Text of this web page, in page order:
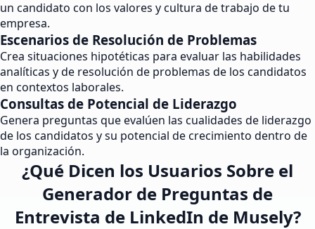
un candidato con los valores y cultura de trabajo de tu
empresa.
Escenarios de Resolución de Problemas
Crea situaciones hipotéticas para evaluar las habilidades
analíticas y de resolución de problemas de los candidatos
en contextos laborales.
Consultas de Potencial de Liderazgo
Genera preguntas que evalúen las cualidades de liderazgo
de los candidatos y su potencial de crecimiento dentro de
la organización.
¿Qué Dicen los Usuarios Sobre el
Generador de Preguntas de
Entrevista de LinkedIn de Musely?